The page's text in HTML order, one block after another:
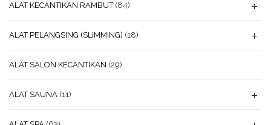
ALAT KECANTIKAN RAMBUT (84)
ALAT PELANGSING (SLIMMING) (18)
ALAT SALON KECANTIKAN (29)
ALAT SAUNA (11)